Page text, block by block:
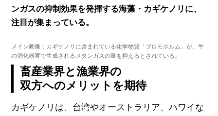
ンガスの抑制効果を発揮する海藻・カギケノリに、
注目が集まっている。
メイン画像：カギケノリに含まれている化学物質「ブロモホルム」が、牛
の消化器官で生成されるメタンガスの量を抑えるとされている。
畜産業界と漁業界の
双方へのメリットを期待
カギケノリは、台湾やオーストラリア、ハワイな